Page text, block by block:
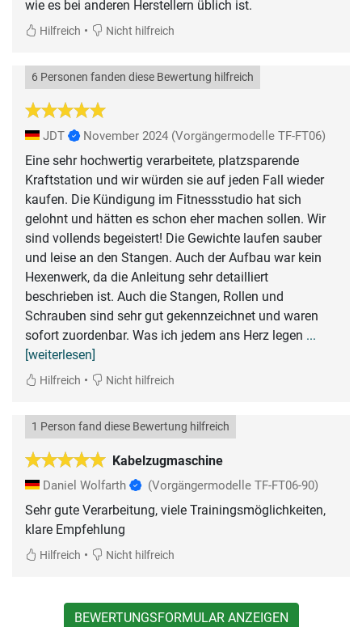
wie es bei anderen Herstellern üblich ist.
Hilfreich • Nicht hilfreich
6 Personen fanden diese Bewertung hilfreich
JDT November 2024 (Vorgängermodelle TF-FT06)
Eine sehr hochwertig verarbeitete, platzsparende
Kraftstation und wir würden sie auf jeden Fall wieder
kaufen. Die Kündigung im Fitnessstudio hat sich
gelohnt und hätten es schon eher machen sollen. Wir
sind vollends begeistert! Die Gewichte laufen sauber
und leise an den Stangen. Auch der Aufbau war kein
Hexenwerk, da die Anleitung sehr detailliert
beschrieben ist. Auch die Stangen, Rollen und
Schrauben sind sehr gut gekennzeichnet und waren
sofort zuordenbar. Was ich jedem ans Herz legen ...
[weiterlesen]
Hilfreich • Nicht hilfreich
Kabelzugmaschine
1 Person fand diese Bewertung hilfreich
Daniel Wolfarth (Vorgängermodelle TF-FT06-90)
Sehr gute Verarbeitung, viele Trainingsmöglichkeiten,
klare Empfehlung
Hilfreich • Nicht hilfreich
BEWERTUNGSFORMULAR ANZEIGEN